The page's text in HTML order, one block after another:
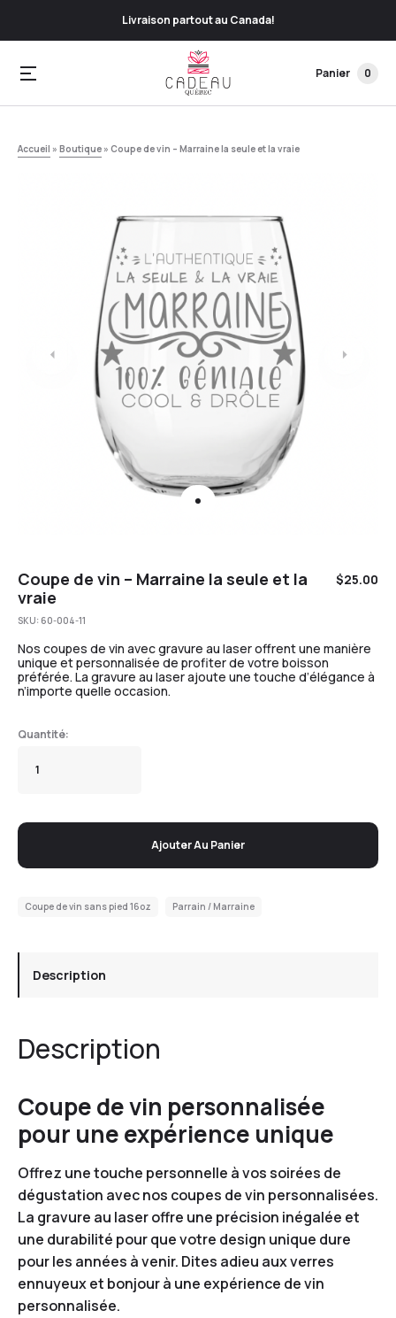
Livraison partout au Canada!
Panier 0
Accueil » Boutique » Coupe de vin – Marraine la seule et la vraie
Coupe de vin – Marraine la seule et la
vraie
$25.00
SKU: 60-004-11
Nos coupes de vin avec gravure au laser offrent une manière
unique et personnalisée de profiter de votre boisson
préférée. La gravure au laser ajoute une touche d’élégance à
n’importe quelle occasion.
Ajouter Au Panier
Coupe de vin sans pied 16oz Parrain / Marraine
Description
Description
Coupe de vin personnalisée
pour une expérience unique
Offrez une touche personnelle à vos soirées de
dégustation avec nos coupes de vin personnalisées.
La gravure au laser offre une précision inégalée et
une durabilité pour que votre design unique dure
pour les années à venir. Dites adieu aux verres
ennuyeux et bonjour à une expérience de vin
personnalisée.